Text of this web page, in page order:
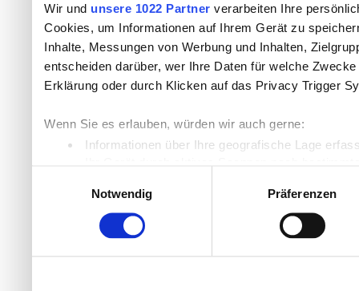
Wir und unsere 1022 Partner verarbeiten Ihre
Cookies, um Informationen auf Ihrem Gerät zu
Inhalte, Messungen von Werbung und Inhalten,
entscheiden darüber, wer Ihre Daten für welche
Erklärung oder durch Klicken auf das Privacy Trigger
Wenn Sie es erlauben, würden wir auch gerne:
Informationen über Ihre geografische Lage
Ihr Gerät durch aktives Scannen nach
Wir verwenden Cookies, um Inhalte und Anzeigen zu
die Zugriffe auf unsere Website zu analysieren.
Notwendig
Präferenzen